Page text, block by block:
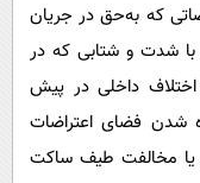
که به‌حق در جریان
با شدت و شتابی که در
داخلی در پیش
شدن فضای اعتراضات
یا مخالفت طیف ساکت